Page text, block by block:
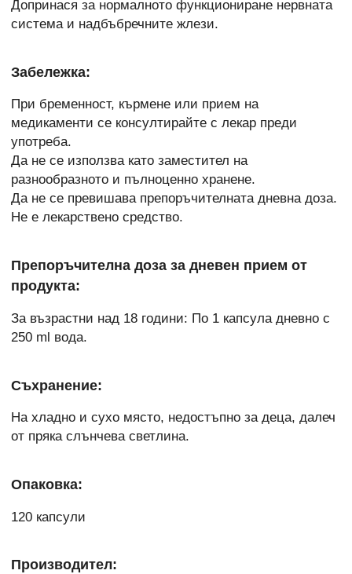
Допринася за нормалното функциониране нервната
система и надбъбречните жлези.
Забележка:
При бременност, кърмене или прием на
медикаменти се консултирайте с лекар преди
употреба.
Да не се използва като заместител на
разнообразното и пълноценно хранене.
Да не се превишава препоръчителната дневна доза.
Не е лекарствено средство.
Препоръчителна доза за дневен прием от
продукта:
За възрастни над 18 години: По 1 капсула дневно с
250 ml вода.
Съхранение:
На хладно и сухо място, недостъпно за деца, далеч
от пряка слънчева светлина.
Опаковка:
120 капсули
Производител: